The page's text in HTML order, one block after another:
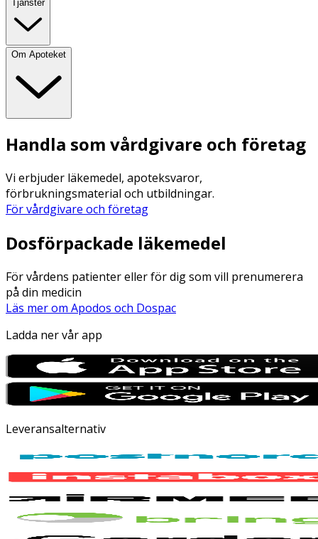
Tjänster
Om Apoteket
Handla som vårdgivare och företag
Vi erbjuder läkemedel, apoteksvaror,
förbrukningsmaterial och utbildningar.
För vårdgivare och företag
Dosförpackade läkemedel
För vårdens patienter eller för dig som vill prenumerera
på din medicin
Läs mer om Apodos och Dospac
Ladda ner vår app
Leveransalternativ